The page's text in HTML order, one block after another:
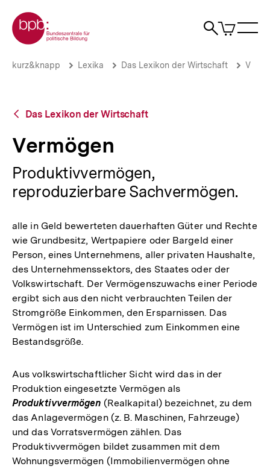
zum
Seiteninhalt
springen
Zur Startseite der bpb
Suche
Artikel
im
Vermögen
Brotkrümelnavigation
Pfadnavigation
kurz&knapp Lexika Das Lexikon der Wirtschaft V
Zurück
Übersicht
Das Lexikon der Wirtschaft
Vermögen
Produktivvermögen,
reproduzierbare Sachvermögen.
alle in Geld bewerteten dauerhaften Güter und Rechte
wie Grundbesitz, Wertpapiere oder Bargeld einer
Person, eines Unternehmens, aller privaten Haushalte,
des Unternehmenssektors, des Staates oder der
Volkswirtschaft. Der Vermögenszuwachs einer Periode
ergibt sich aus den nicht verbrauchten Teilen der
Stromgröße Einkommen, den Ersparnissen. Das
Vermögen ist im Unterschied zum Einkommen eine
Bestandsgröße.
Aus volkswirtschaftlicher Sicht wird das in der
Produktion eingesetzte Vermögen als
Produktivvermögen (Realkapital) bezeichnet, zu dem
das Anlagevermögen (z. B. Maschinen, Fahrzeuge)
und das Vorratsvermögen zählen. Das
Produktivvermögen bildet zusammen mit dem
Wohnungsvermögen (Immobilienvermögen ohne